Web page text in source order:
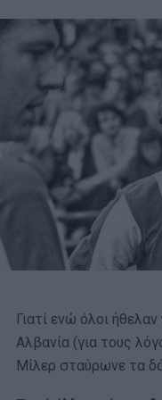
Γιατί ενώ όλοι
Αλβανία (για τους
Μίλερ σταύρωνε τα